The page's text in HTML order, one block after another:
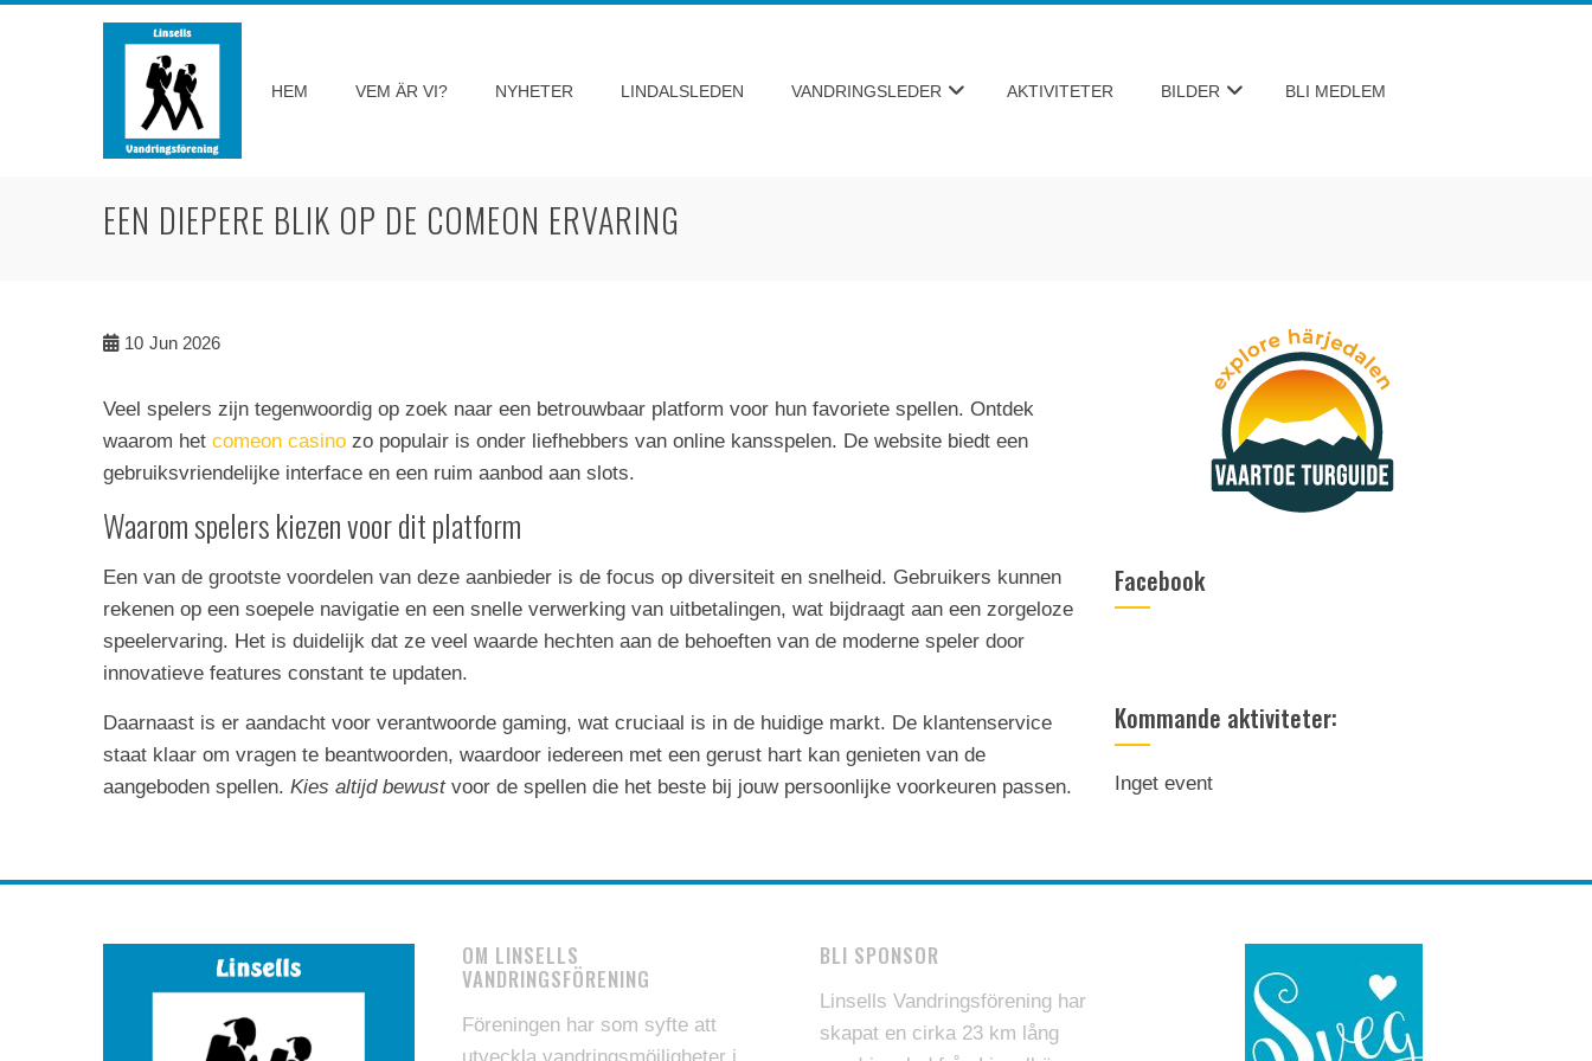
HEM VEM ÄR VI? NYHETER LINDALSLEDEN VANDRINGSLEDER AKTIVITETER BILDER BLI MEDLEM
EEN DIEPERE BLIK OP DE COMEON ERVARING
10 Jun 2026
Veel spelers zijn tegenwoordig op zoek naar een betrouwbaar platform voor hun favoriete spellen. Ontdek
waarom het comeon casino zo populair is onder liefhebbers van online kansspelen. De website biedt een
gebruiksvriendelijke interface en een ruim aanbod aan slots.
Waarom spelers kiezen voor dit platform
Een van de grootste voordelen van deze aanbieder is de focus op diversiteit en snelheid. Gebruikers kunnen
rekenen op een soepele navigatie en een snelle verwerking van uitbetalingen, wat bijdraagt aan een zorgeloze
speelervaring. Het is duidelijk dat ze veel waarde hechten aan de behoeften van de moderne speler door
innovatieve features constant te updaten.
Daarnaast is er aandacht voor verantwoorde gaming, wat cruciaal is in de huidige markt. De klantenservice
staat klaar om vragen te beantwoorden, waardoor iedereen met een gerust hart kan genieten van de
aangeboden spellen. Kies altijd bewustvoor de spellen die het beste bij jouw persoonlijke voorkeuren passen.
Facebook
Kommande aktiviteter:
Inget event
OM LINSELLS
VANDRINGSFÖRENING
Föreningen har som syfte att
BLI SPONSOR
Linsells Vandringsförening har
skapat en cirka 23 km lång